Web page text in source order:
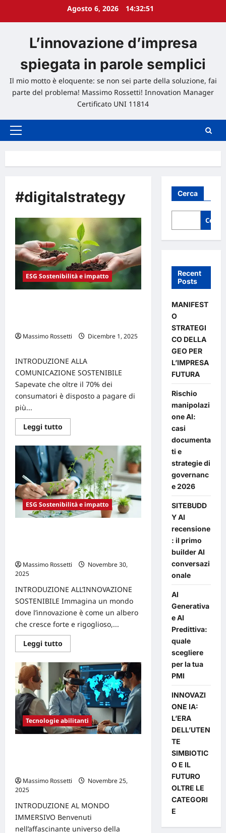
Agosto 6, 2026 14:32:52
L’innovazione d’impresa
spiegata in parole semplici
Il mio motto è eloquente: se non sei parte della soluzione, fai
parte del problema! Massimo Rossetti! Innovation Manager
Certificato UNI 11814
Menu
#digitalstrategy
ESG Sostenibilità e impatto
Massimo Rossetti
Dicembre 1, 2025
INTRODUZIONE ALLA
COMUNICAZIONE SOSTENIBILE
Sapevate che oltre il 70% dei
consumatori è disposto a pagare di
più...
Leggi tutto
di
su
L’importanza
della
comunicazione
della
sostenibilità
per
la
reputazione
del
brand
ESG Sostenibilità e impatto
Massimo Rossetti
Novembre 30,
2025
INTRODUZIONE ALL’INNOVAZIONE
SOSTENIBILE Immagina un mondo
dove l’innovazione è come un albero
che cresce forte e rigoglioso,...
Leggi tutto
di
su
Come
gli
Innovation
Manager
possono
combattere
il
greenwashing
Tecnologie abilitanti
Massimo Rossetti
Novembre 25,
2025
INTRODUZIONE AL MONDO
IMMERSIVO Benvenuti
nell’affascinante universo della
Cerca
Cerca
Recent
Posts
MANIFEST
O
STRATEGI
CO DELLA
GEO PER
L’IMPRESA
FUTURA
Rischio
manipolazi
one AI:
casi
documenta
ti e
strategie di
governanc
e 2026
SITEBUDD
Y AI
recensione
: il primo
builder AI
conversazi
onale
AI
Generativa
e AI
Predittiva:
quale
scegliere
per la tua
PMI
INNOVAZI
ONE IA:
L’ERA
DELL’UTEN
TE
SIMBIOTIC
O E IL
FUTURO
OLTRE LE
CATEGORI
E